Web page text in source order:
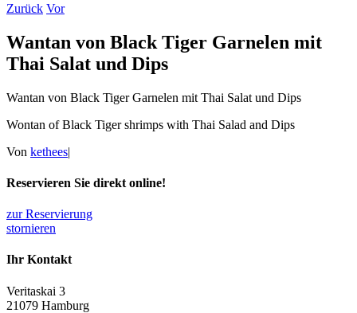
Zurück Vor
Wantan von Black Tiger Garnelen mit
Thai Salat und Dips
Wantan von Black Tiger Garnelen mit Thai Salat und Dips
Wontan of Black Tiger shrimps with Thai Salad and Dips
Von kethees|
Reservieren Sie direkt online!
zur Reservierung
stornieren
Ihr Kontakt
Veritaskai 3
21079 Hamburg